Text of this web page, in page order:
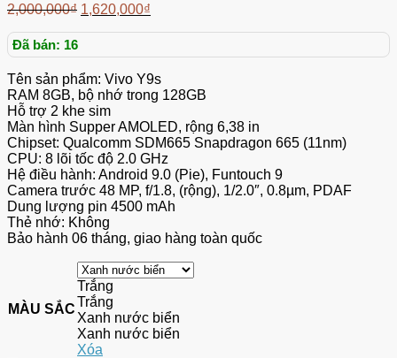
2,000,000₫ 1,620,000₫
Đã bán: 16
Tên sản phẩm: Vivo Y9s
RAM 8GB, bộ nhớ trong 128GB
Hỗ trợ 2 khe sim
Màn hình Supper AMOLED, rộng 6,38 in
Chipset: Qualcomm SDM665 Snapdragon 665 (11nm)
CPU: 8 lõi tốc độ 2.0 GHz
Hệ điều hành: Android 9.0 (Pie), Funtouch 9
Camera trước 48 MP, f/1.8, (rộng), 1/2.0″, 0.8µm, PDAF
Dung lượng pin 4500 mAh
Thẻ nhớ: Không
Bảo hành 06 tháng, giao hàng toàn quốc
MÀU SẮC
Trắng
Trắng
Xanh nước biển
Xanh nước biển
Xóa